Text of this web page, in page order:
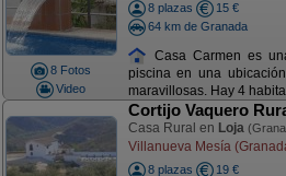
8 Fotos
Video
8 plazas
15 €
64 km de Granada
Casa Carmen es
piscina en una
maravillosas. Hay 4
Cortijo Vaquero
Casa Rural en Loja
Villanueva Mesía
8 plazas
19 €